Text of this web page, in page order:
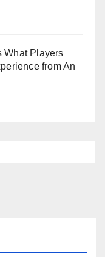
What Players
from An